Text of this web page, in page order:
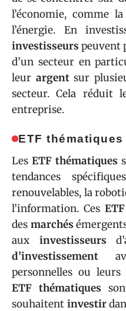
l’économie, comme
l’énergie. En
investisseurs peuvent
d’un secteur en
leur argentsur
secteur. Cela réduit
entreprise.
ETF thématiques
Les ETF thématiques
tendances
renouvelables, la
l’information. Ces ETF
des marchés
aux investisseurs
d’investissement
personnelles ou
ETF thématiques
souhaitent investir